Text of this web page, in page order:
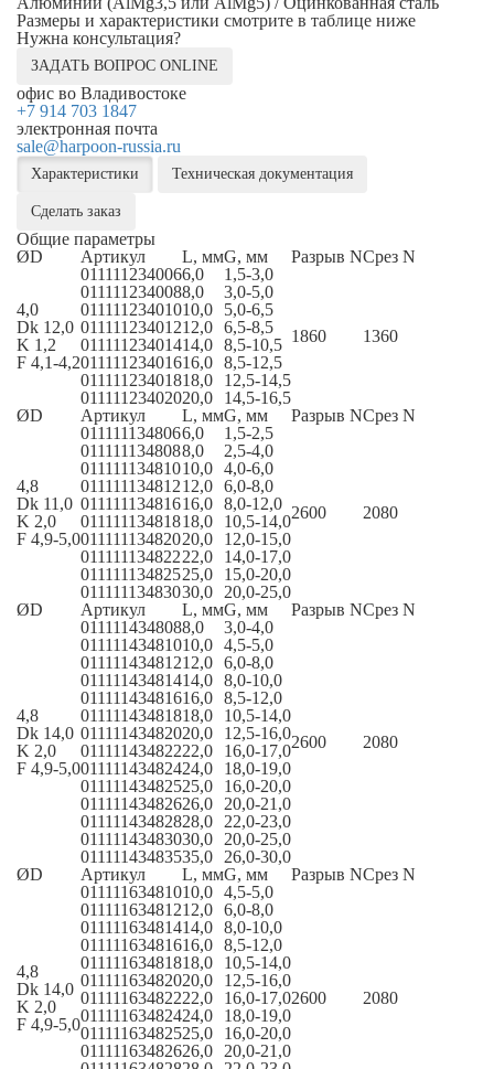
Размеры и характеристики смотрите в таблице ниже
Нужна консультация?
ЗАДАТЬ ВОПРОС ONLINE
офис во Владивостоке
+7 914 703 1847
электронная почта
sale@harpoon-russia.ru
Характеристики Техническая документация
Сделать заказ
Общие параметры
ØD
Артикул L, ммG, мм Разрыв NСрез N
4,0
Dk 12,0
K 1,2
F 4,1-4,2
0111112340066,0 1,5-3,0
1860 1360
0111112340088,0
3,0-5,0
01111123401010,0
5,0-6,5
01111123401212,0 6,5-8,5
01111123401414,0 8,5-10,5
01111123401616,0 8,5-12,5
01111123401818,0
12,5-14,5
01111123402020,0
14,5-16,5
ØD
Артикул L, ммG, мм Разрыв NСрез N
4,8
Dk 11,0
K 2,0
F 4,9-5,0
0111111348066,0 1,5-2,5
2600 2080
0111111348088,0
2,5-4,0
01111113481010,0 4,0-6,0
01111113481212,0 6,0-8,0
01111113481616,0 8,0-12,0
01111113481818,0
10,5-14,0
01111113482020,0
12,0-15,0
01111113482222,0
14,0-17,0
01111113482525,0
15,0-20,0
01111113483030,0
20,0-25,0
ØD
Артикул L, ммG, мм Разрыв NСрез N
4,8
Dk 14,0
K 2,0
F 4,9-5,0
0111114348088,0 3,0-4,0
2600 2080
01111143481010,0 4,5-5,0
01111143481212,0 6,0-8,0
01111143481414,0 8,0-10,0
01111143481616,0 8,5-12,0
01111143481818,0
10,5-14,0
01111143482020,0
12,5-16,0
01111143482222,0
16,0-17,0
01111143482424,0
18,0-19,0
01111143482525,0
16,0-20,0
01111143482626,0
20,0-21,0
01111143482828,0
22,0-23,0
01111143483030,0
20,0-25,0
01111143483535,0
26,0-30,0
ØD
Артикул L, ммG, мм Разрыв NСрез N
4,8
Dk 14,0
K 2,0
F 4,9-5,0
01111163481010,0 4,5-5,0
2600 2080
01111163481212,0 6,0-8,0
01111163481414,0 8,0-10,0
01111163481616,0 8,5-12,0
01111163481818,0
10,5-14,0
01111163482020,0
12,5-16,0
01111163482222,0
16,0-17,0
01111163482424,0
18,0-19,0
01111163482525,0
16,0-20,0
01111163482626,0
20,0-21,0